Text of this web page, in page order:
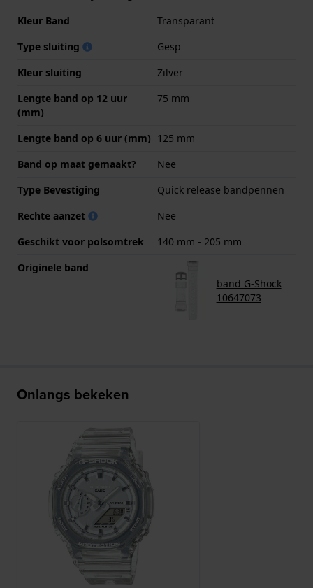
Kleur Band
Transparant
Type sluiting
Gesp
Kleur sluiting
Zilver
Lengte band op 12 uur
(mm)
75 mm
Lengte band op 6 uur (mm) 125 mm
Band op maat gemaakt?
Nee
Type Bevestiging
Quick release bandpennen
Rechte aanzet
Nee
Geschikt voor polsomtrek
140 mm - 205 mm
Originele band
band G-Shock
10647073
Onlangs bekeken